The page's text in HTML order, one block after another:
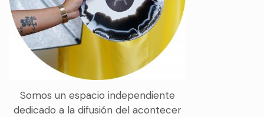
Somos un espacio independiente
dedicado a la difusión del acontecer